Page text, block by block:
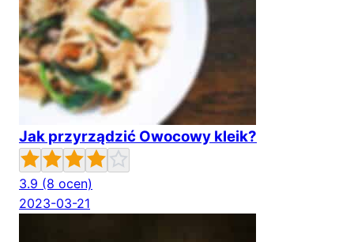
Jak przyrządzić Owocowy kleik?
3.9 (8 ocen)
2023-03-21